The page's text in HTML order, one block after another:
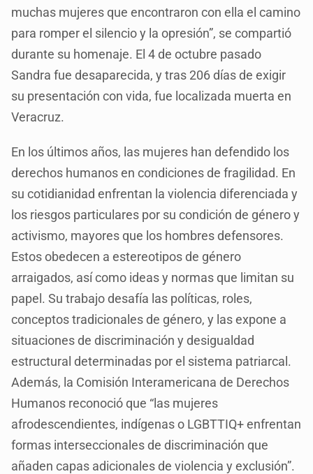
muchas mujeres que encontraron con ella el camino
para romper el silencio y la opresión”, se compartió
durante su homenaje. El 4 de octubre pasado
Sandra fue desaparecida, y tras 206 días de exigir
su presentación con vida, fue localizada muerta en
Veracruz.
En los últimos años, las mujeres han defendido los
derechos humanos en condiciones de fragilidad. En
su cotidianidad enfrentan la violencia diferenciada y
los riesgos particulares por su condición de género y
activismo, mayores que los hombres defensores.
Estos obedecen a estereotipos de género
arraigados, así como ideas y normas que limitan su
papel. Su trabajo desafía las políticas, roles,
conceptos tradicionales de género, y las expone a
situaciones de discriminación y desigualdad
estructural determinadas por el sistema patriarcal.
Además, la Comisión Interamericana de Derechos
Humanos reconoció que “las mujeres
afrodescendientes, indígenas o LGBTTIQ+ enfrentan
formas interseccionales de discriminación que
añaden capas adicionales de violencia y exclusión”.